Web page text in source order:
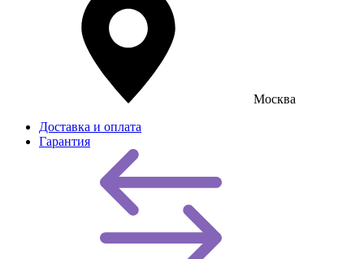
Москва
Доставка и оплата
Гарантия